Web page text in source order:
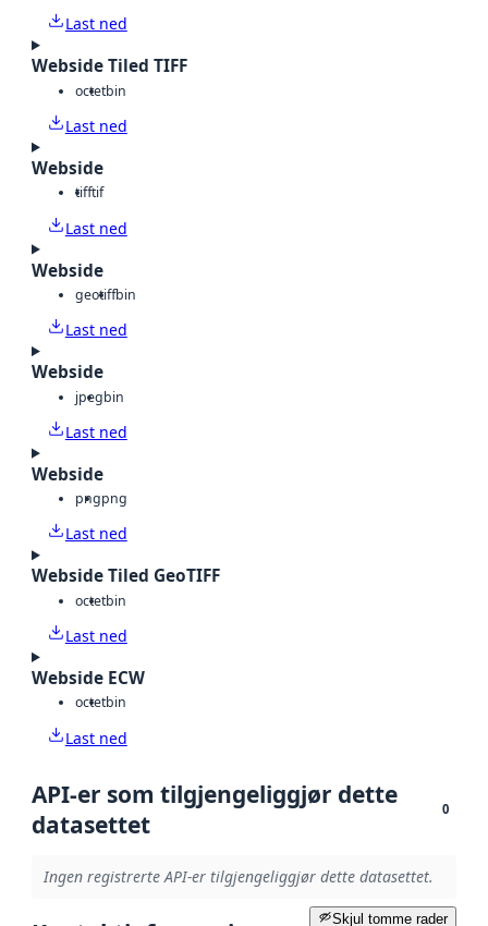
Last ned
Webside Tiled TIFF
octetbin
Last ned
Webside
tifftif
Last ned
Webside
geotiffbin
Last ned
Webside
jpegbin
Last ned
Webside
pngpng
Last ned
Webside Tiled GeoTIFF
octetbin
Last ned
Webside ECW
octetbin
Last ned
API-er som tilgjengeliggjør dette
datasettet
0
Ingen registrerte API-er tilgjengeliggjør dette datasettet.
Skjul tomme rader